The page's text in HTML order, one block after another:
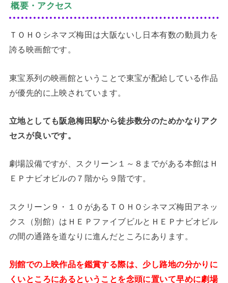
概要・アクセス
ＴＯＨＯシネマズ梅田は大阪ないし日本有数の動員力を
誇る映画館です。
東宝系列の映画館ということで東宝が配給している作品
が優先的に上映されています。
立地としても阪急梅田駅から徒歩数分のためかなりアク
セスが良いです。
劇場設備ですが、スクリーン１～８までがある本館はＨ
ＥＰナビオビルの７階から９階です。
スクリーン９・１０があるＴＯＨＯシネマズ梅田アネッ
クス（別館）はＨＥＰファイブビルとＨＥＰナビオビル
の間の通路を道なりに進んだところにあります。
別館での上映作品を鑑賞する際は、少し路地の分かりに
くいところにあるということを念頭に置いて早めに劇場